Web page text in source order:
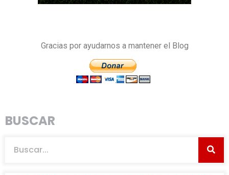
Gracias por ayudarnos a mantener el Blog
BUSCAR